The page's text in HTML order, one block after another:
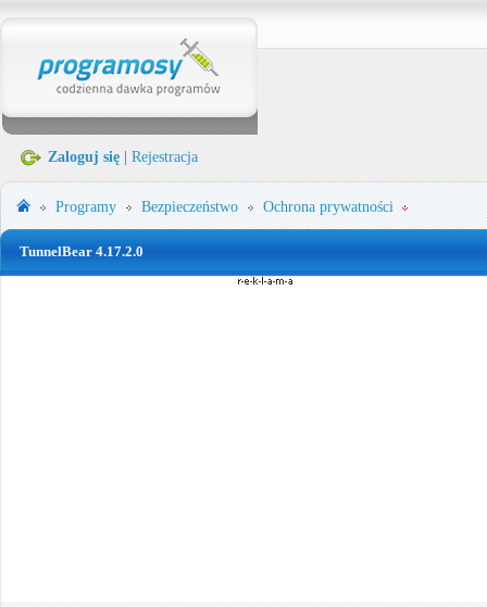
Zaloguj się Rejestracja
Programy Bezpieczeństwo Ochrona prywatności
TunnelBear 4.17.2.0